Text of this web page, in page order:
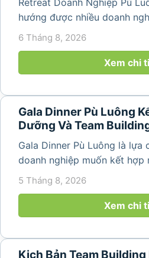
Retreat Doanh Nghiệp Pù
hướng được nhiều doanh
năm 2026 khi nhu cầu kết
mang đến khoảng thời gian
6 Tháng 8, 2026
Xem chi
Gala Dinner Pù Luông
Dưỡng Và Team
Gala Dinner Pù Luông là
doanh nghiệp muốn kết hợp
nhân viên và xây dựng tinh
không gian thiên nhiên yên
núi rừng hùng vĩ, không khí...
5 Tháng 8, 2026
Xem chi
Kịch Bản Team